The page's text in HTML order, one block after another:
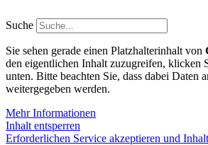
Inhalt
springen
Suche
Sie sehen gerade einen Platzhalterinhalt von
den eigentlichen Inhalt zuzugreifen, klicken
unten. Bitte beachten Sie, dass dabei Daten
weitergegeben werden.
Mehr Informationen
Inhalt entsperren
Erforderlichen Service akzeptieren und